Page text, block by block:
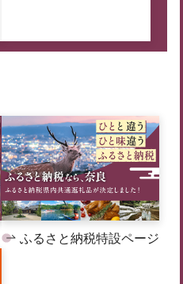
ふるさと納税特設ページ